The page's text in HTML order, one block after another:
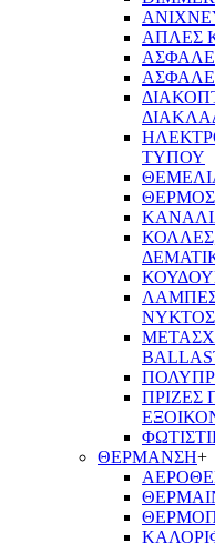
ΑΠΛΕΣ
ΤΥΠΟΥ
ΝΥΚΤΟΣ
ΠΡΙΖΕΣ
ΘΕΡΜΑΝΣΗ+